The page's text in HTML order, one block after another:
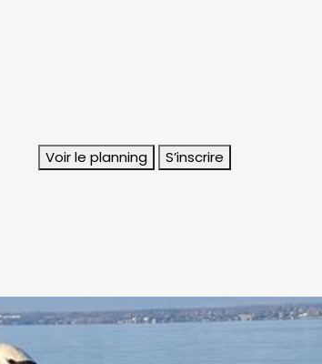
Voir le planning S’inscrire